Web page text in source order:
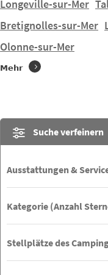
Longeville-sur-Mer
Bretignolles-sur-Mer
Olonne-sur-Mer
Mehr
Suche verfeinern
Ausstattungen &
Kategorie (Anzahl
Stellplätze des